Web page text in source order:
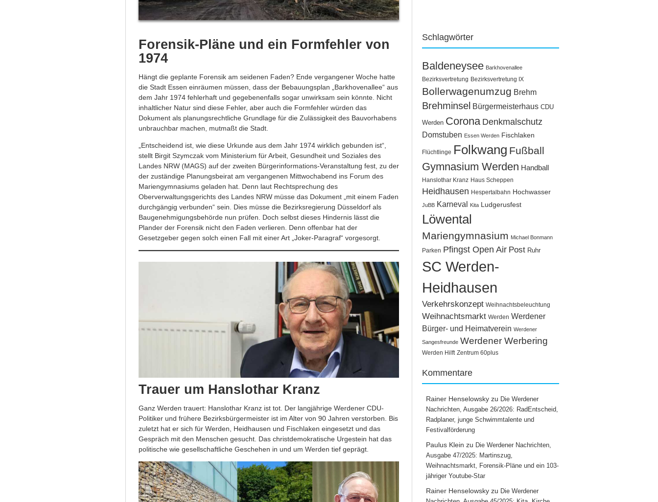
Forensik-Pläne und ein Formfehler von
1974
Hängt die geplante Forensik am seidenen Faden? Ende vergangener Woche hatte
die Stadt Essen einräumen müssen, dass der Bebauungsplan „Barkhovenallee“ aus
dem Jahr 1974 fehlerhaft und gegebenenfalls sogar unwirksam sein könnte. Nicht
inhaltlicher Natur sind diese Fehler, aber auch die Formfehler würden das
Dokument als planungsrechtliche Grundlage für die Zulässigkeit des Bauvorhabens
unbrauchbar machen, mutmaßt die Stadt.
„Entscheidend ist, wie diese Urkunde aus dem Jahr 1974 wirklich gebunden ist“,
stellt Birgit Szymczak vom Ministerium für Arbeit, Gesundheit und Soziales des
Landes NRW (MAGS) auf der zweiten Bürgerinformations-Veranstaltung fest, zu der
der zuständige Planungsbeirat am vergangenen Mittwochabend ins Forum des
Mariengymnasiums geladen hat. Denn laut Rechtsprechung des
Oberverwaltungsgerichts des Landes NRW müsse das Dokument „mit einem Faden
durchgängig verbunden“ sein. Dies müsse die Bezirksregierung Düsseldorf als
Baugenehmigungsbehörde nun prüfen. Doch selbst dieses Hindernis lässt die
Plander der Forensik nicht den Faden verlieren. Denn offenbar hat der
Gesetzgeber gegen solch einen Fall mit einer Art „Joker-Paragraf“ vorgesorgt.
Trauer um Hanslothar Kranz
Ganz Werden trauert: Hanslothar Kranz ist tot. Der langjährige Werdener CDU-
Politiker und frühere Bezirksbürgermeister ist im Alter von 90 Jahren verstorben. Bis
zuletzt hat er sich für Werden, Heidhausen und Fischlaken eingesetzt und das
Gespräch mit den Menschen gesucht. Das christdemokratische Urgestein hat das
politische wie gesellschaftliche Geschehen in und um Werden tief geprägt.
Schlagwörter
Baldeneysee Barkhovenallee
Bezirksvertretung Bezirksvertretung IX
Bollerwagenumzug Brehm
Brehminsel Bürgermeisterhaus CDU
Werden Corona Denkmalschutz
Domstuben Essen Werden Fischlaken
Flüchtlinge Folkwang Fußball
Gymnasium Werden Handball
Hanslothar Kranz Haus Scheppen
Heidhausen Hespertalbahn Hochwasser
JuBB Karneval Kita Ludgerusfest
Löwental
Mariengymnasium Michael Bonmann
Parken Pfingst Open Air Post Ruhr
SC Werden-
Heidhausen
Verkehrskonzept Weihnachtsbeleuchtung
Weihnachtsmarkt Werden Werdener
Bürger- und Heimatverein Werdener
Sangesfreunde Werdener Werbering
Werden Hilft Zentrum 60plus
Kommentare
Rainer Henselowsky zu Die Werdener
Nachrichten, Ausgabe 26/2026: RadEntscheid,
Radplaner, junge Schwimmtalente und
Festivalförderung
Paulus Klein zu Die Werdener Nachrichten,
Ausgabe 47/2025: Martinszug,
Weihnachtsmarkt, Forensik-Pläne und ein 103-
jähriger Youtube-Star
Rainer Henselowsky zu Die Werdener